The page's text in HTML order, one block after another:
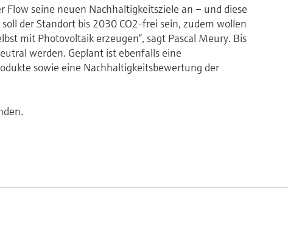
Flow seine neuen Nachhaltigkeitsziele an – und diese
der Standort bis 2030 CO2-frei sein, zudem wollen
mit Photovoltaik erzeugen“, sagt Pascal Meury. Bis
werden. Geplant ist ebenfalls eine
sowie eine Nachhaltigkeitsbewertung der